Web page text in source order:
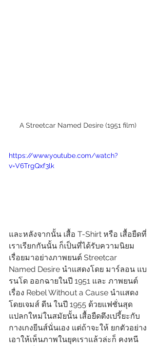
A Streetcar Named Desire (1951 film)
https://www.youtube.com/watch?
v=V6TrgQxf3lk
และหลังจากนั้น เสื้อ T-Shirt หรือ เสื้อยืดที่
เราเรียกกันนั้น ก็เป็นที่ได้รับความนิยม
เรื่อยมาอย่างภาพยนต์ Streetcar
Named Desire นำแสดงโดย มาร์ลอน แบ
รนโด ออกฉายในปี 1951 และ ภาพยนต์
เรื่อง Rebel Without a Cause นำแสดง
โดยเจมส์ ดีน ในปี 1955 ด้วยแฟชั่นสุด
แปลกใหม่ในสมัยนั้น เสื้อยืดตึงเปรี้ยะกับ
กางเกงยีนส์นั่นเอง แต่ถ้าจะให้ ยกตัวอย่าง
เอาให้เห็นภาพในยุคเราแล้วล่ะก็ คงหนี